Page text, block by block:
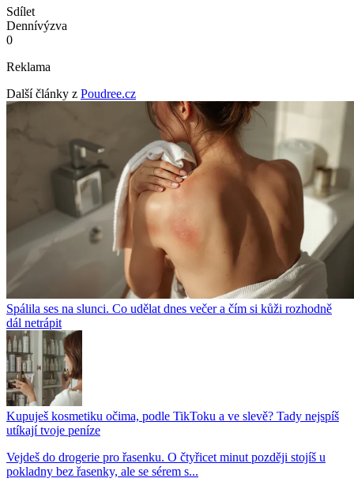
Sdílet
Dennívýzva
0
Reklama
Další články z Poudree.cz
Spálila ses na slunci. Co udělat dnes večer a čím si kůži rozhodně
dál netrápit
Kupuješ kosmetiku očima, podle TikToku a ve slevě? Tady nejspíš
utíkají tvoje peníze
Vejdeš do drogerie pro řasenku. O čtyřicet minut později stojíš u
pokladny bez řasenky, ale se sérem s...